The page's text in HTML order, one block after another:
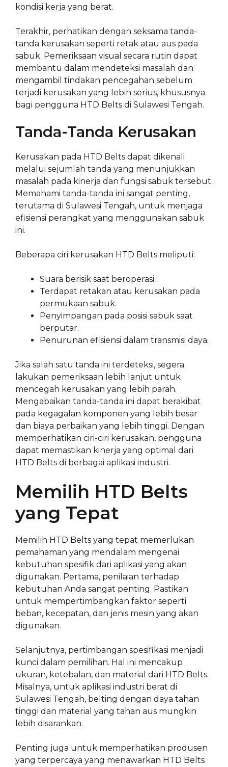
kondisi kerja yang berat.
Terakhir, perhatikan dengan seksama tanda-
tanda kerusakan seperti retak atau aus pada
sabuk. Pemeriksaan visual secara rutin dapat
membantu dalam mendeteksi masalah dan
mengambil tindakan pencegahan sebelum
terjadi kerusakan yang lebih serius, khususnya
bagi pengguna HTD Belts di Sulawesi Tengah.
Tanda-Tanda Kerusakan
Kerusakan pada HTD Belts dapat dikenali
melalui sejumlah tanda yang menunjukkan
masalah pada kinerja dan fungsi sabuk tersebut.
Memahami tanda-tanda ini sangat penting,
terutama di Sulawesi Tengah, untuk menjaga
efisiensi perangkat yang menggunakan sabuk
ini.
Beberapa ciri kerusakan HTD Belts meliputi:
Suara berisik saat beroperasi.
Terdapat retakan atau kerusakan pada
permukaan sabuk.
Penyimpangan pada posisi sabuk saat
berputar.
Penurunan efisiensi dalam transmisi daya.
Jika salah satu tanda ini terdeteksi, segera
lakukan pemeriksaan lebih lanjut untuk
mencegah kerusakan yang lebih parah.
Mengabaikan tanda-tanda ini dapat berakibat
pada kegagalan komponen yang lebih besar
dan biaya perbaikan yang lebih tinggi. Dengan
memperhatikan ciri-ciri kerusakan, pengguna
dapat memastikan kinerja yang optimal dari
HTD Belts di berbagai aplikasi industri.
Memilih HTD Belts
yang Tepat
Memilih HTD Belts yang tepat memerlukan
pemahaman yang mendalam mengenai
kebutuhan spesifik dari aplikasi yang akan
digunakan. Pertama, penilaian terhadap
kebutuhan Anda sangat penting. Pastikan
untuk mempertimbangkan faktor seperti
beban, kecepatan, dan jenis mesin yang akan
digunakan.
Selanjutnya, pertimbangan spesifikasi menjadi
kunci dalam pemilihan. Hal ini mencakup
ukuran, ketebalan, dan material dari HTD Belts.
Misalnya, untuk aplikasi industri berat di
Sulawesi Tengah, belting dengan daya tahan
tinggi dan material yang tahan aus mungkin
lebih disarankan.
Penting juga untuk memperhatikan produsen
yang terpercaya yang menawarkan HTD Belts